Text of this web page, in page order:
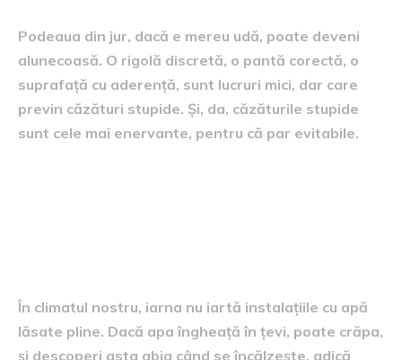
Podeaua din jur, dacă e mereu udă, poate deveni
alunecoasă. O rigolă discretă, o pantă corectă, o
suprafață cu aderență, sunt lucruri mici, dar care
previn căzături stupide. Și, da, căzăturile stupide
sunt cele mai enervante, pentru că par evitabile.
În climatul nostru, iarna nu iartă instalațiile cu apă
lăsate pline. Dacă apa îngheață în țevi, poate crăpa,
și descoperi asta abia când se încălzește, adică